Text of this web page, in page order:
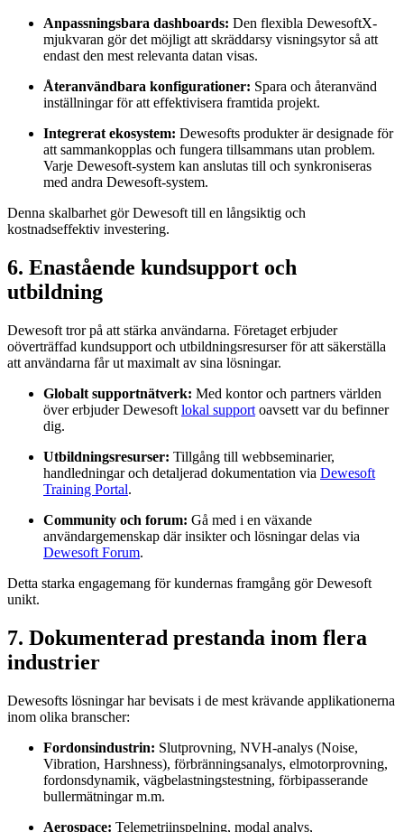
Anpassningsbara dashboards: Den flexibla DewesoftX-
mjukvaran gör det möjligt att skräddarsy visningsytor så att
endast den mest relevanta datan visas.
Återanvändbara konfigurationer: Spara och återanvänd
inställningar för att effektivisera framtida projekt.
Integrerat ekosystem: Dewesofts produkter är designade för
att sammankopplas och fungera tillsammans utan problem.
Varje Dewesoft-system kan anslutas till och synkroniseras
med andra Dewesoft-system.
Denna skalbarhet gör Dewesoft till en långsiktig och
kostnadseffektiv investering.
6. Enastående kundsupport och
utbildning
Dewesoft tror på att stärka användarna. Företaget erbjuder
oöverträffad kundsupport och utbildningsresurser för att säkerställa
att användarna får ut maximalt av sina lösningar.
Globalt supportnätverk: Med kontor och partners världen
över erbjuder Dewesoft lokal support oavsett var du befinner
dig.
Utbildningsresurser: Tillgång till webbseminarier,
handledningar och detaljerad dokumentation via Dewesoft
Training Portal.
Community och forum: Gå med i en växande
användargemenskap där insikter och lösningar delas via
Dewesoft Forum.
Detta starka engagemang för kundernas framgång gör Dewesoft
unikt.
7. Dokumenterad prestanda inom flera
industrier
Dewesofts lösningar har bevisats i de mest krävande applikationerna
inom olika branscher:
Fordonsindustrin: Slutprovning, NVH-analys (Noise,
Vibration, Harshness), förbränningsanalys, elmotorprovning,
fordonsdynamik, vägbelastningstestning, förbipasserande
bullermätningar m.m.
Aerospace: Telemetriinspelning, modal analys,